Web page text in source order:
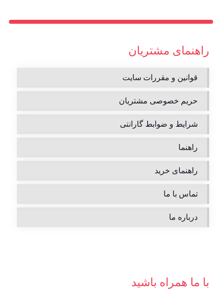
راهنمای مشتریان
قوانین و مقررات سایت
حریم خصوصی مشتریان
شرایط و ضوابط گارانتی
راهنما
راهنمای خرید
تماس با ما
درباره ما
با ما همراه باشید